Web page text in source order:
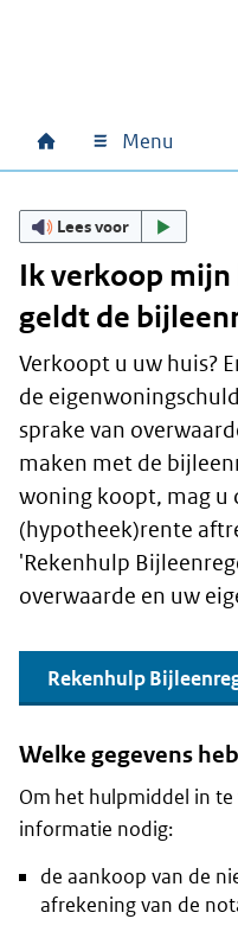
Hoofdnavigatie
Home Menu
Lees voor
Ik verkoop
geldt de
Verkoopt u uw huis?
de
sprake van
maken met de
woning koopt, mag u
(hypotheek)rente
'Rekenhulp
overwaarde en uw
Rekenhulp
Welke gegevens
Om het hulpmiddel in
informatie nodig:
de aankoop van de
afrekening van de